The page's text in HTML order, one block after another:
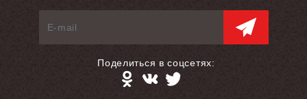
Поделиться в соцсетях: